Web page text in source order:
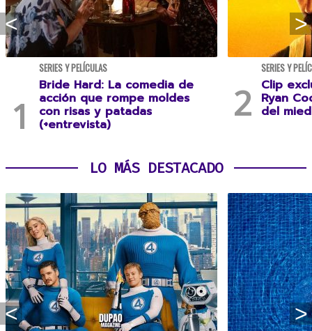
SERIES Y PELÍCULAS
Bride Hard: La comedia de
acción que rompe moldes
con risas y patadas
(+entrevista)
SERIES Y
Clip
Ryan
del
LO MÁS DESTACADO